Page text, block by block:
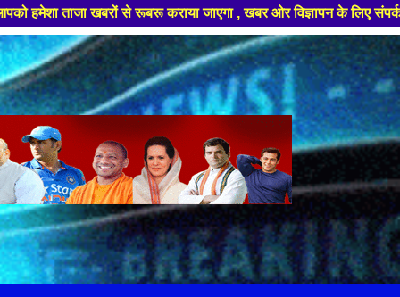
से रूबरू कराया जाएगा , खबर ओर विज्ञापन के लिए संपर्क करे +91